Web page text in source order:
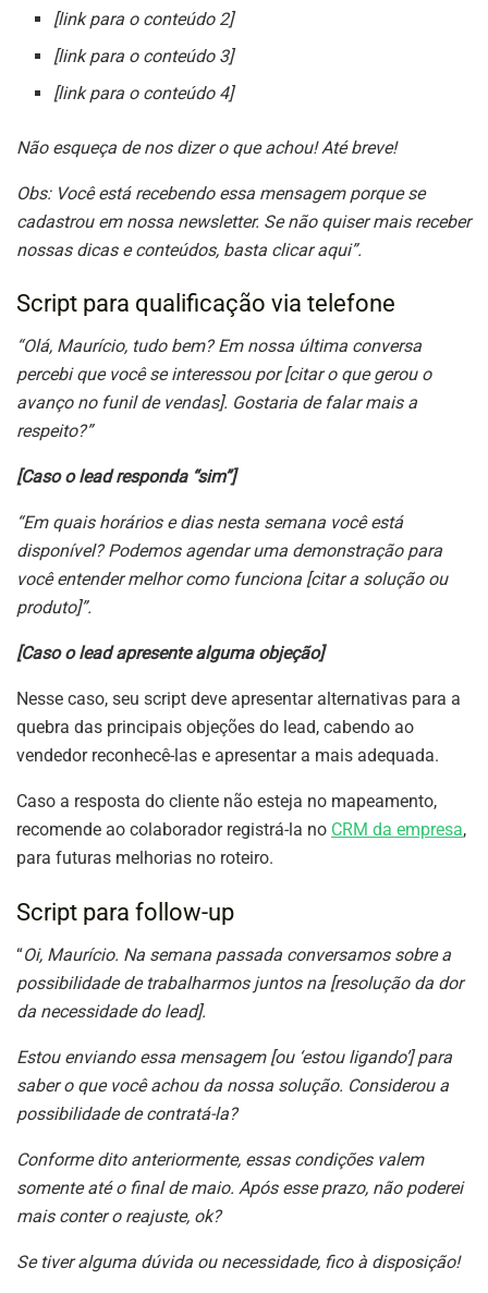
[link para o conteúdo 2]
[link para o conteúdo 3]
[link para o conteúdo 4]
Não esqueça de nos dizer o que achou! Até breve!
Obs: Você está recebendo essa mensagem porque se
cadastrou em nossa newsletter. Se não quiser mais receber
nossas dicas e conteúdos, basta clicar aqui”.
Script para qualificação via telefone
“Olá, Maurício, tudo bem? Em nossa última conversa
percebi que você se interessou por [citar o que gerou o
avanço no funil de vendas]. Gostaria de falar mais a
respeito?”
[Caso o lead responda “sim”]
“Em quais horários e dias nesta semana você está
disponível? Podemos agendar uma demonstração para
você entender melhor como funciona [citar a solução ou
produto]”.
[Caso o lead apresente alguma objeção]
Nesse caso, seu script deve apresentar alternativas para a
quebra das principais objeções do lead, cabendo ao
vendedor reconhecê-las e apresentar a mais adequada.
Caso a resposta do cliente não esteja no mapeamento,
recomende ao colaborador registrá-la no CRM da empresa,
para futuras melhorias no roteiro.
Script para follow-up
“Oi, Maurício. Na semana passada conversamos sobre a
possibilidade de trabalharmos juntos na [resolução da dor
da necessidade do lead].
Estou enviando essa mensagem [ou ‘estou ligando’] para
saber o que você achou da nossa solução. Considerou a
possibilidade de contratá-la?
Conforme dito anteriormente, essas condições valem
somente até o final de maio. Após esse prazo, não poderei
mais conter o reajuste, ok?
Se tiver alguma dúvida ou necessidade, fico à disposição!